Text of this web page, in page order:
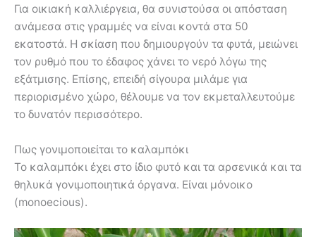
Για οικιακή καλλιέργεια, θα συνιστούσα οι απόσταση
ανάμεσα στις γραμμές να είναι κοντά στα 50
εκατοστά. Η σκίαση που δημιουργούν τα φυτά, μειώνει
τον ρυθμό που το έδαφος χάνει το νερό λόγω της
εξάτμισης. Επίσης, επειδή σίγουρα μιλάμε για
περιορισμένο χώρο, θέλουμε να τον εκμεταλλευτούμε
το δυνατόν περισσότερο.
Πως γονιμοποιείται το καλαμπόκι
Το καλαμπόκι έχει στο ίδιο φυτό και τα αρσενικά και τα
θηλυκά γονιμοποιητικά όργανα. Είναι μόνοικο
(monoecious).